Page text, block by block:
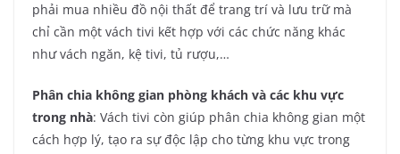
phải mua nhiều đồ nội thất để trang trí và lưu trữ mà
chỉ cần một vách tivi kết hợp với các chức năng khác
như vách ngăn, kệ tivi, tủ rượu,…
Phân chia không gian phòng khách và các khu vực
trong nhà: Vách tivi còn giúp phân chia không gian một
cách hợp lý, tạo ra sự độc lập cho từng khu vực trong